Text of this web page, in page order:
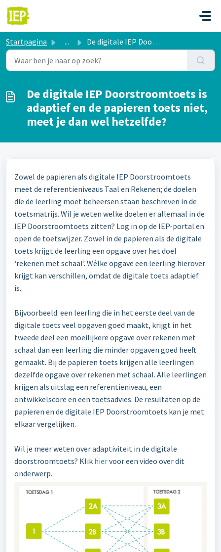
Doorgaan naar hoofdinhoud
Startpagina ... De digitale IEP Doorstroomtoets is adaptief en de papiere...
De digitale IEP Doorstroomtoets is
adaptief en de papieren toets niet,
meet je dan wel hetzelfde?
Zowel de papieren als digitale IEP Doorstroomtoets
meet de referentieniveaus Taal en Rekenen; de doelen
die de leerling moet beheersen staan beschreven in de
toetsmatrijs. Wil je weten welke doelen er allemaal in de
IEP Doorstroomtoets zitten? Log in op de IEP-portal en
open de toetswijzer. Zowel in de papieren als de digitale
toets krijgt de leerling een opgave over het doel
‘rekenen met schaal’. Wélke opgave een leerling hierover
krijgt kan verschillen, omdat de digitale toets adaptief
is.
Bijvoorbeeld: een leerling die in het eerste deel van de
digitale toets veel opgaven goed maakt, krijgt in het
tweede deel een moeilijkere opgave over rekenen met
schaal dan een leerling die minder opgaven goed heeft
gemaakt. Bij de papieren toets krijgen alle leerlingen
dezelfde opgave over rekenen met schaal. Alle leerlingen
krijgen als uitslag een referentieniveau, een
ontwikkelscore en een toetsadvies. De resultaten op de
papieren en de digitale IEP Doorstroomtoets kan je met
elkaar vergelijken.
Wil je meer weten over adaptiviteit in de digitale
doorstroomtoets? Klik hiervoor een video over dit
onderwerp.